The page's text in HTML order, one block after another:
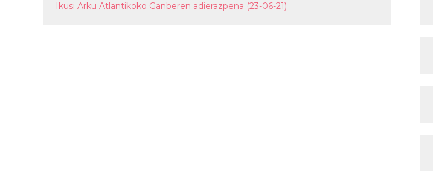
Ikusi Arku Atlantikoko Ganberen adierazpena (23-06-21)